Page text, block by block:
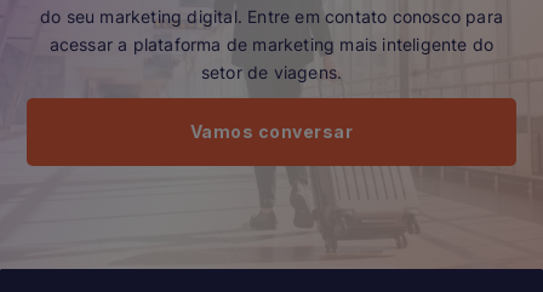
do seu marketing digital. Entre em contato conosco para
acessar a plataforma de marketing mais inteligente do
setor de viagens.
Vamos conversar